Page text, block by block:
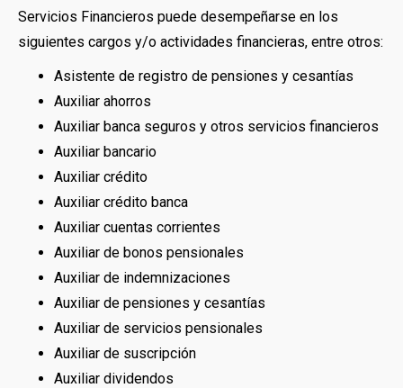
Servicios Financieros puede desempeñarse en los
siguientes cargos y/o actividades financieras, entre otros:
Asistente de registro de pensiones y cesantías
Auxiliar ahorros
Auxiliar banca seguros y otros servicios financieros
Auxiliar bancario
Auxiliar crédito
Auxiliar crédito banca
Auxiliar cuentas corrientes
Auxiliar de bonos pensionales
Auxiliar de indemnizaciones
Auxiliar de pensiones y cesantías
Auxiliar de servicios pensionales
Auxiliar de suscripción
Auxiliar dividendos